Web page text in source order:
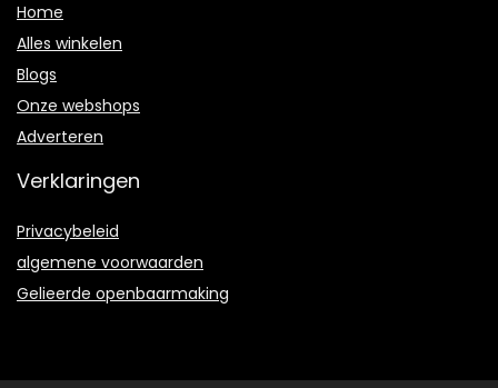
Home
Alles winkelen
Blogs
Onze webshops
Adverteren
Verklaringen
Privacybeleid
algemene voorwaarden
Gelieerde openbaarmaking